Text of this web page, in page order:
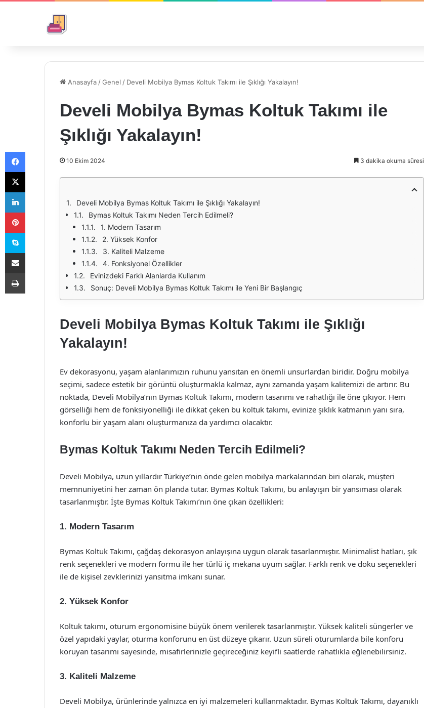
Anasayfa /Genel / Develi Mobilya Bymas Koltuk Takımı ile Şıklığı Yakalayın!
Develi Mobilya Bymas Koltuk Takımı ile
Şıklığı Yakalayın!
10 Ekim 2024 3 dakika okuma süresi
Develi Mobilya Bymas Koltuk Takımı ile Şıklığı Yakalayın!
Bymas Koltuk Takımı Neden Tercih Edilmeli?
1. Modern Tasarım
2. Yüksek Konfor
3. Kaliteli Malzeme
4. Fonksiyonel Özellikler
Evinizdeki Farklı Alanlarda Kullanım
Sonuç: Develi Mobilya Bymas Koltuk Takımı ile Yeni Bir Başlangıç
Develi Mobilya Bymas Koltuk Takımı ile Şıklığı
Yakalayın!
Ev dekorasyonu, yaşam alanlarımızın ruhunu yansıtan en önemli unsurlardan biridir. Doğru mobilya
seçimi, sadece estetik bir görüntü oluşturmakla kalmaz, aynı zamanda yaşam kalitemizi de artırır. Bu
noktada, Develi Mobilya’nın Bymas Koltuk Takımı, modern tasarımı ve rahatlığı ile öne çıkıyor. Hem
görselliği hem de fonksiyonelliği ile dikkat çeken bu koltuk takımı, evinize şıklık katmanın yanı sıra,
konforlu bir yaşam alanı oluşturmanıza da yardımcı olacaktır.
Bymas Koltuk Takımı Neden Tercih Edilmeli?
Develi Mobilya, uzun yıllardır Türkiye’nin önde gelen mobilya markalarından biri olarak, müşteri
memnuniyetini her zaman ön planda tutar. Bymas Koltuk Takımı, bu anlayışın bir yansıması olarak
tasarlanmıştır. İşte Bymas Koltuk Takımı’nın öne çıkan özellikleri:
1. Modern Tasarım
Bymas Koltuk Takımı, çağdaş dekorasyon anlayışına uygun olarak tasarlanmıştır. Minimalist hatları, şık
renk seçenekleri ve modern formu ile her türlü iç mekana uyum sağlar. Farklı renk ve doku seçenekleri
ile de kişisel zevklerinizi yansıtma imkanı sunar.
2. Yüksek Konfor
Koltuk takımı, oturum ergonomisine büyük önem verilerek tasarlanmıştır. Yüksek kaliteli süngerler ve
özel yapıdaki yaylar, oturma konforunu en üst düzeye çıkarır. Uzun süreli oturumlarda bile konforu
koruyan tasarımı sayesinde, misafirlerinizle geçireceğiniz keyifli saatlerde rahatlıkla eğlenebilirsiniz.
3. Kaliteli Malzeme
Develi Mobilya, ürünlerinde yalnızca en iyi malzemeleri kullanmaktadır. Bymas Koltuk Takımı, dayanıklı
Facebook
X
LinkedIn
Pinterest
Skype
E-Posta ile paylaş